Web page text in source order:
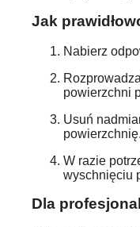
Jak
Nabierz
powierzchni
Usuń
powierzchnię.
W razie
wyschnięciu
Dla